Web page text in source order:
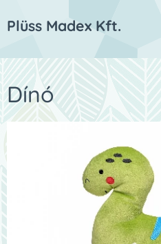
Plüss Madex Kft.
Dínó